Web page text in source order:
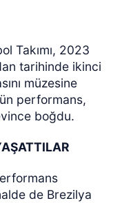
Takımı, 2023
tarihinde ikinci
müzesine
performans,
boğdu.
de Brezilya